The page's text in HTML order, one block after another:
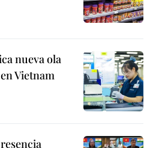
nueva ola
Vietnam